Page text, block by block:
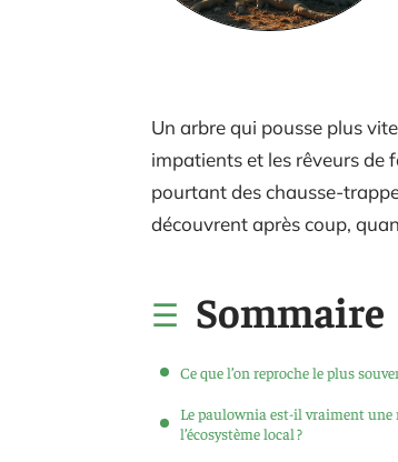
Un arbre qui pousse plus
impatients et les rêveurs de
pourtant des chausse-
découvrent après coup,
Sommaire
Ce que l’on reproche le plus
Le paulownia est-il vraiment une
l’écosystème local ?